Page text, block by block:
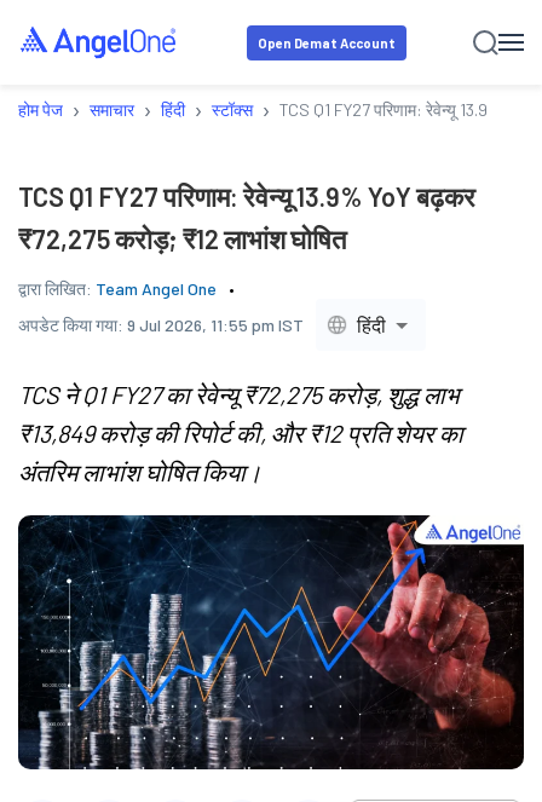
Open Demat Account
होम पेज › समाचार › हिंदी › स्टॉक्स › TCS Q1 FY27 परिणाम: रेवेन्यू 13.9%
TCS Q1 FY27 परिणाम: रेवेन्यू 13.9% YoY बढ़कर
₹72,275 करोड़; ₹12 लाभांश घोषित
द्वारा लिखित: Team Angel One
अपडेट किया गया: 9 Jul 2026, 11:55 pm IST हिंदी
TCS ने Q1 FY27 का रेवेन्यू ₹72,275 करोड़, शुद्ध लाभ
₹13,849 करोड़ की रिपोर्ट की, और ₹12 प्रति शेयर का
अंतरिम लाभांश घोषित किया।